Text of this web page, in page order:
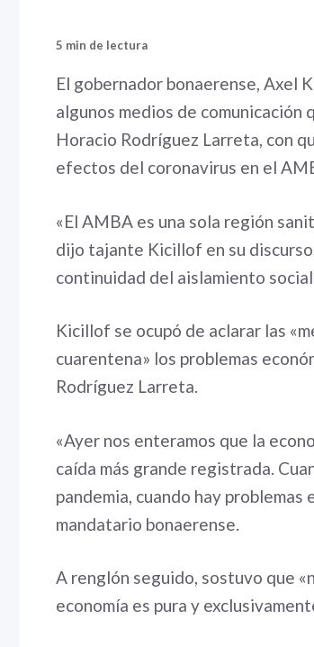
5 min de lectura
El gobernador bonaerense, Axel
algunos medios de
Horacio Rodríguez Larreta, con
efectos del coronavirus en el
«El AMBA es una sola región
dijo tajante Kicillof en su
continuidad del aislamiento
Kicillof se ocupó de aclarar las
cuarentena» los problemas
Rodríguez Larreta.
«Ayer nos enteramos que la
caída más grande registrada.
pandemia, cuando hay
mandatario bonaerense.
A renglón seguido, sostuvo que
economía es pura y